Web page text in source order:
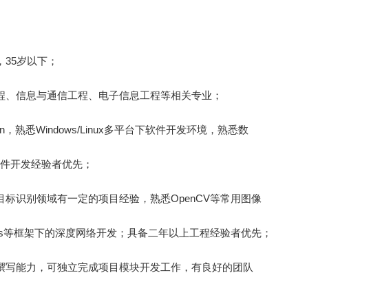
岁以下；
信息与通信工程、电子信息工程等相关专业；
熟悉Windows/Linux多平台下软件开发环境，熟悉数
开发经验者优先；
识别领域有一定的项目经验，熟悉OpenCV等常用图像
框架下的深度网络开发；具备二年以上工程经验者优先；
能力，可独立完成项目模块开发工作，有良好的团队